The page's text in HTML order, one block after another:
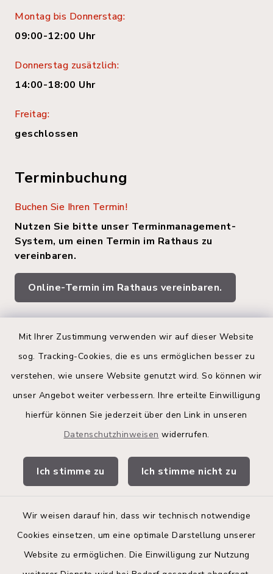
Mit Ihrer Zustimmung verwenden wir auf dieser Website
sog. Tracking-Cookies, die es uns ermöglichen besser zu
verstehen, wie unsere Website genutzt wird. So können wir
unser Angebot weiter verbessern. Ihre erteilte Einwilligung
hierfür können Sie jederzeit über den Link in unseren
Datenschutzhinweisen widerrufen.
Ich stimme zu Ich stimme nicht zu
Wir weisen darauf hin, dass wir technisch notwendige
Cookies einsetzen, um eine optimale Darstellung unserer
Website zu ermöglichen. Die Einwilligung zur Nutzung
Montag bis Donnerstag:
09:00-12:00 Uhr
Donnerstag zusätzlich:
14:00-18:00 Uhr
Freitag:
geschlossen
Terminbuchung
Buchen Sie Ihren Termin!
Nutzen Sie bitte unser Terminmanagement-
System, um einen Termin im Rathaus zu
vereinbaren.
Online-Termin im Rathaus vereinbaren.
Quicklinks
Land Schleswig-Holstein
Kita-Portal
Bürgerinformationsbroschüre